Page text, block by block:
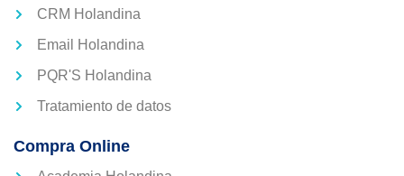
CRM Holandina
Email Holandina
PQR'S Holandina
Tratamiento de datos
Compra Online